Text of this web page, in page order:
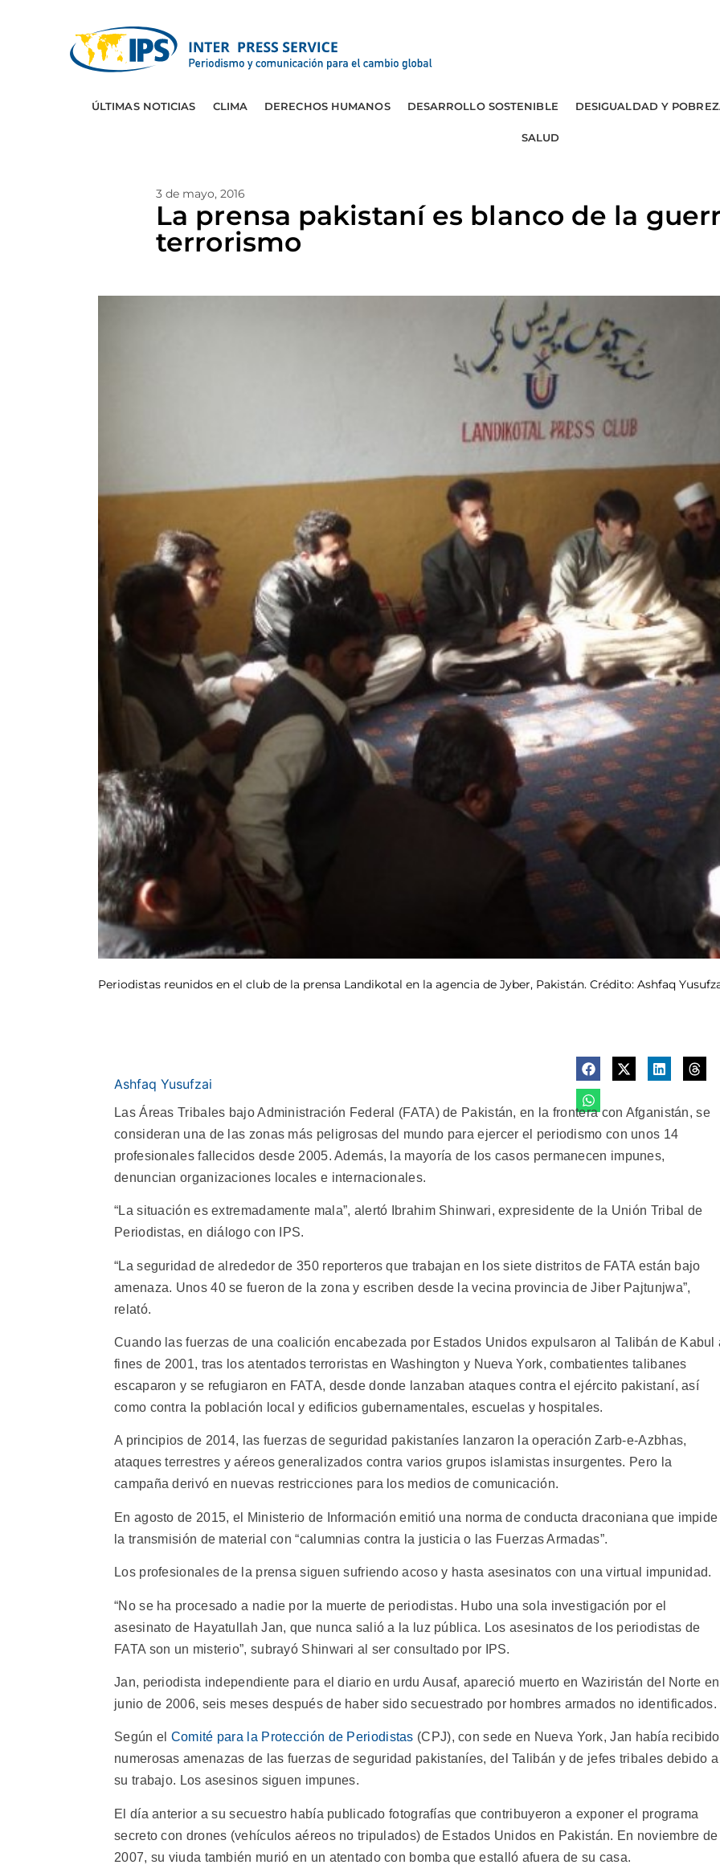
ÚLTIMAS NOTICIAS CLIMA DERECHOS HUMANOS DESARROLLO SOSTENIBLE DESIGUALDAD Y
SALUD
3 de mayo, 2016
La prensa pakistaní es blanco de la
terrorismo
Periodistas reunidos en el club de la prensa Landikotal en la agencia de Jyber, Pakistán. Crédito: Ashfaq
Ashfaq Yusufzai
Las Áreas Tribales bajo Administración Federal (FATA) de Pakistán, en la frontera con Afganistán, se
consideran una de las zonas más peligrosas del mundo para ejercer el periodismo con unos 14
profesionales fallecidos desde 2005. Además, la mayoría de los casos permanecen impunes,
denuncian organizaciones locales e internacionales.
“La situación es extremadamente mala”, alertó Ibrahim Shinwari, expresidente de la Unión Tribal de
Periodistas, en diálogo con IPS.
“La seguridad de alrededor de 350 reporteros que trabajan en los siete distritos de FATA están bajo
amenaza. Unos 40 se fueron de la zona y escriben desde la vecina provincia de Jiber Pajtunjwa”,
relató.
Cuando las fuerzas de una coalición encabezada por Estados Unidos expulsaron al Talibán de Kabul
fines de 2001, tras los atentados terroristas en Washington y Nueva York, combatientes talibanes
escaparon y se refugiaron en FATA, desde donde lanzaban ataques contra el ejército pakistaní, así
como contra la población local y edificios gubernamentales, escuelas y hospitales.
A principios de 2014, las fuerzas de seguridad pakistaníes lanzaron la operación Zarb-e-Azbhas,
ataques terrestres y aéreos generalizados contra varios grupos islamistas insurgentes. Pero la
campaña derivó en nuevas restricciones para los medios de comunicación.
En agosto de 2015, el Ministerio de Información emitió una norma de conducta draconiana que impide
la transmisión de material con “calumnias contra la justicia o las Fuerzas Armadas”.
Los profesionales de la prensa siguen sufriendo acoso y hasta asesinatos con una virtual impunidad.
“No se ha procesado a nadie por la muerte de periodistas. Hubo una sola investigación por el
asesinato de Hayatullah Jan, que nunca salió a la luz pública. Los asesinatos de los periodistas de
FATA son un misterio”, subrayó Shinwari al ser consultado por IPS.
Jan, periodista independiente para el diario en urdu Ausaf, apareció muerto en Waziristán del Norte en
junio de 2006, seis meses después de haber sido secuestrado por hombres armados no identificados.
Según el Comité para la Protección de Periodistas (CPJ), con sede en Nueva York, Jan había recibido
numerosas amenazas de las fuerzas de seguridad pakistaníes, del Talibán y de jefes tribales debido a
su trabajo. Los asesinos siguen impunes.
El día anterior a su secuestro había publicado fotografías que contribuyeron a exponer el programa
secreto con drones (vehículos aéreos no tripulados) de Estados Unidos en Pakistán. En noviembre de
2007, su viuda también murió en un atentado con bomba que estalló afuera de su casa.